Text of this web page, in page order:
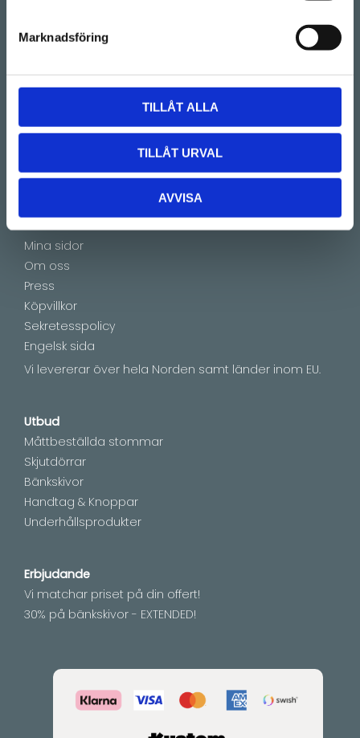
Marknadsföring
TILLÅT ALLA
TILLÅT URVAL
AVVISA
Kontakt
Montageinstruktioner
Showroom by appointment
Information
Mina sidor
Om oss
Press
Köpvillkor
Sekretesspolicy
Engelsk sida
Vi levererar över hela Norden samt länder inom EU.
Utbud
Måttbeställda stommar
Skjutdörrar
Bänkskivor
Handtag & Knoppar
Underhållsprodukter
Erbjudande
Vi matchar priset på din offert!
30% på bänkskivor - EXTENDED!